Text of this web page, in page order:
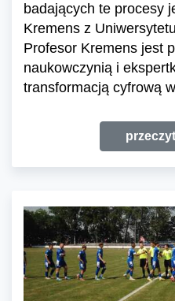
badających te procesy
Kremens z
Profesor Kremens jest
naukowczynią i
transformacją cyfrową